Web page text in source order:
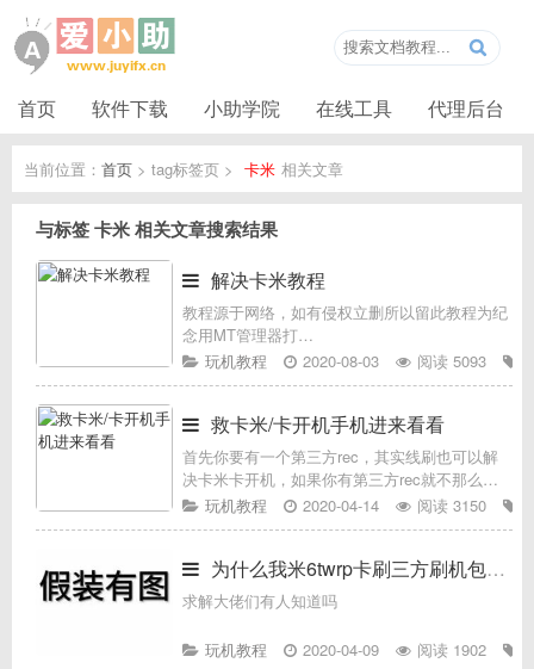
首页 软件下载 小助学院 在线工具 代理后台
当前位置： 首页 > tag标签页 > 卡米 相关文章
与标签卡米相关文章搜索结果
解决卡米教程
教程源于网络，如有侵权立删所以留此教程为纪
念用MT管理器打
开/system/framework/services.jar然后代码搜索
SystemSelfProtection搜出来的点SecurityM
玩机教程 2020-08-03 阅读 5093
救卡米/卡开机手机进来看看
首先你要有一个第三方rec，其实线刷也可以解
决卡米卡开机，如果你有第三方rec就不那么麻
烦要救卡米/卡开机你要知道你为什么卡开机例
如刷面具模块卡开机，刷刷xp模块卡开机，刷
玩机教程 2020-04-14 阅读 3150
为什么我米6twrp卡刷三方刷机包就卡米
求解大佬们有人知道吗
玩机教程 2020-04-09 阅读 1902